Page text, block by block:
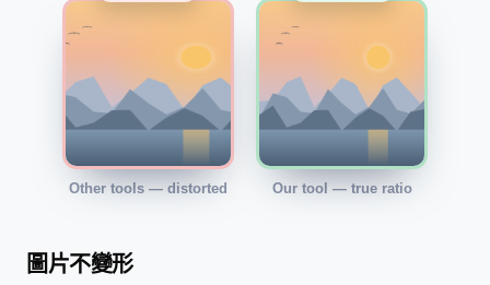
Other tools — distorted Our tool — true ratio
圖片不變形